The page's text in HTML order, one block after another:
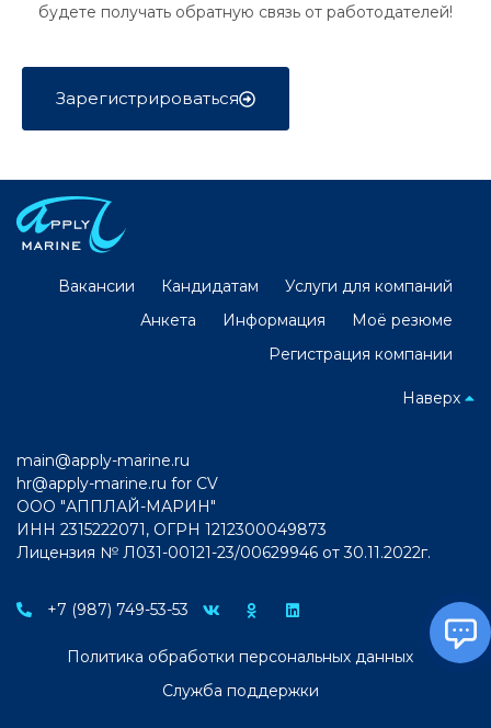
будете получать обратную связь от работодателей!
Зарегистрироваться
Вакансии Кандидатам
Услуги для компаний
Анкета
Информация
Моё резюме
Регистрация компании
Наверх
main@apply-marine.ru
hr@apply-marine.ru for CV
ООО "АППЛАЙ-МАРИН"
ИНН 2315222071, ОГРН 1212300049873
Лицензия № Л031-00121-23/00629946 от 30.11.2022г.
+7 (987) 749-53-53
Политика обработки персональных данных
Служба поддержки